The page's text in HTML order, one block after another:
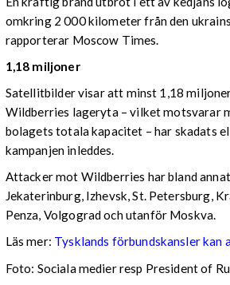
omkring 2 000 kilometer från den
rapporterar Moscow Times.
1,18 miljoner
Satellitbilder visar att minst 1,18
Wildberries lageryta – vilket motsvarar
bolagets totala kapacitet – har skadats
kampanjen inleddes.
Attacker mot Wildberries har bland
Jekaterinburg, Izhevsk, St. Petersburg,
Penza, Volgograd och utanför Moskva.
Läs mer: Tysklands förbundskansler kan
Foto: Sociala medier resp President of